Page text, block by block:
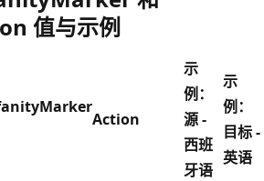
值与示例
Action
示
例：
源 -
西班
牙语
示
例：
目标 -
英语